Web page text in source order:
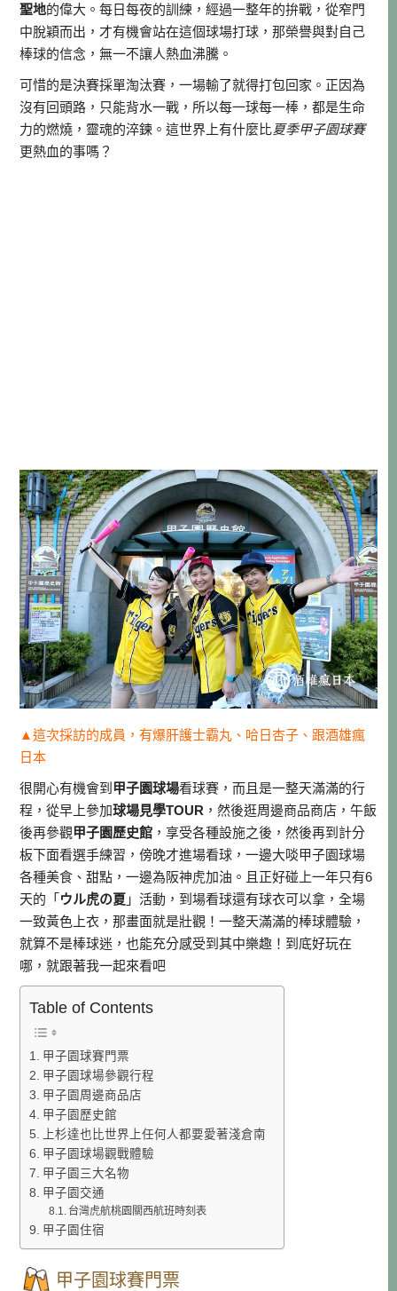
聖地的偉大。每日每夜的訓練，經過一整年的拚戰，從窄門
中脫穎而出，才有機會站在這個球場打球，那榮譽與對自己
棒球的信念，無一不讓人熱血沸騰。
可惜的是決賽採單淘汰賽，一場輸了就得打包回家。正因為
沒有回頭路，只能背水一戰，所以每一球每一棒，都是生命
力的燃燒，靈魂的淬鍊。這世界上有什麼比夏季甲子園球賽
更熱血的事嗎？
▲這次採訪的成員，有爆肝護士霸丸、哈日杏子、跟酒雄瘋
日本
很開心有機會到 甲子園球場看球賽，而且是一整天滿滿的行
程，從早上參加球場見學TOUR ，然後逛周邊商品商店，午飯
後再參觀甲子園歷史館 ，享受各種設施之後，然後再到計分
板下面看選手練習，傍晚才進場看球，一邊大啖甲子園球場
各種美食、甜點，一邊為阪神虎加油。且正好碰上一年只有6
天的「 ウル虎の夏 」活動，到場看球還有球衣可以拿，全場
一致黃色上衣，那畫面就是壯觀！一整天滿滿的棒球體驗，
就算不是棒球迷，也能充分感受到其中樂趣！到底好玩在
哪，就跟著我一起來看吧
Table of Contents
甲子園球賽門票
甲子園球場參觀行程
甲子園周邊商品店
甲子園歷史館
上杉達也比世界上任何人都要愛著淺倉南
甲子園球場觀戰體驗
甲子園三大名物
甲子園交通
台灣虎航桃園關西航班時刻表
甲子園住宿
甲子園球賽門票